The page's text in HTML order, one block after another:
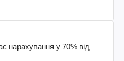
нарахування у 70% від